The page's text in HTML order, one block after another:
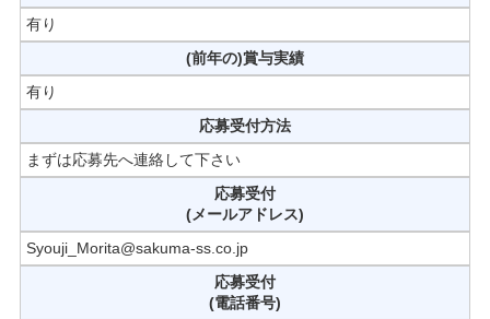
有り
(前年の)賞与実績
有り
応募受付方法
まずは応募先へ連絡して下さい
応募受付
(メールアドレス)
Syouji_Morita@sakuma-ss.co.jp
応募受付
(電話番号)